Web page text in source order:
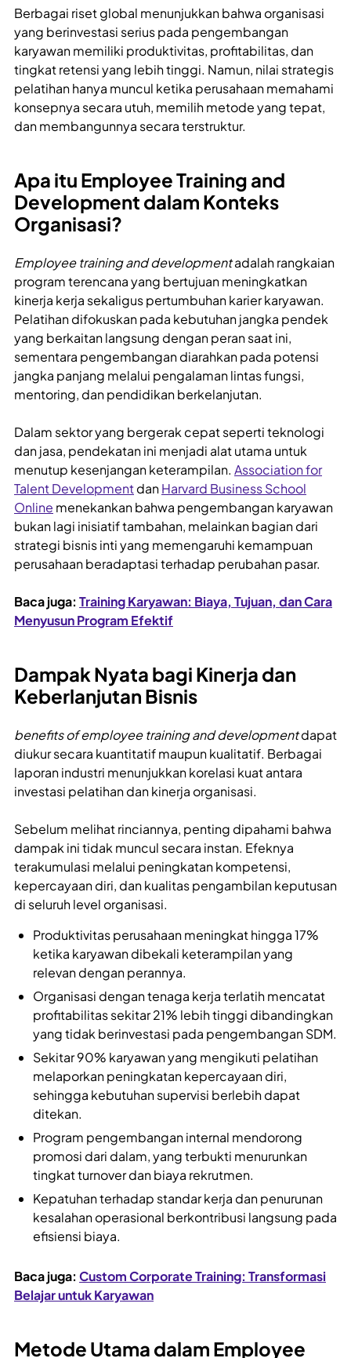
Berbagai riset global menunjukkan bahwa organisasi
yang berinvestasi serius pada pengembangan
karyawan memiliki produktivitas, profitabilitas, dan
tingkat retensi yang lebih tinggi. Namun, nilai strategis
pelatihan hanya muncul ketika perusahaan memahami
konsepnya secara utuh, memilih metode yang tepat,
dan membangunnya secara terstruktur.
Apa itu Employee Training and
Development dalam Konteks
Organisasi?
Employee training and developmentadalah rangkaian
program terencana yang bertujuan meningkatkan
kinerja kerja sekaligus pertumbuhan karier karyawan.
Pelatihan difokuskan pada kebutuhan jangka pendek
yang berkaitan langsung dengan peran saat ini,
sementara pengembangan diarahkan pada potensi
jangka panjang melalui pengalaman lintas fungsi,
mentoring, dan pendidikan berkelanjutan.
Dalam sektor yang bergerak cepat seperti teknologi
dan jasa, pendekatan ini menjadi alat utama untuk
menutup kesenjangan keterampilan. Association for
Talent DevelopmentdanHarvard Business School
Online menekankan bahwa pengembangan karyawan
bukan lagi inisiatif tambahan, melainkan bagian dari
strategi bisnis inti yang memengaruhi kemampuan
perusahaan beradaptasi terhadap perubahan pasar.
Baca juga: Training Karyawan: Biaya, Tujuan, dan Cara
Menyusun Program Efektif
Dampak Nyata bagi Kinerja dan
Keberlanjutan Bisnis
benefits of employee training and developmentdapat
diukur secara kuantitatif maupun kualitatif. Berbagai
laporan industri menunjukkan korelasi kuat antara
investasi pelatihan dan kinerja organisasi.
Sebelum melihat rinciannya, penting dipahami bahwa
dampak ini tidak muncul secara instan. Efeknya
terakumulasi melalui peningkatan kompetensi,
kepercayaan diri, dan kualitas pengambilan keputusan
di seluruh level organisasi.
Produktivitas perusahaan meningkat hingga 17%
ketika karyawan dibekali keterampilan yang
relevan dengan perannya.
Organisasi dengan tenaga kerja terlatih mencatat
profitabilitas sekitar 21% lebih tinggi dibandingkan
yang tidak berinvestasi pada pengembangan SDM.
Sekitar 90% karyawan yang mengikuti pelatihan
melaporkan peningkatan kepercayaan diri,
sehingga kebutuhan supervisi berlebih dapat
ditekan.
Program pengembangan internal mendorong
promosi dari dalam, yang terbukti menurunkan
tingkat turnover dan biaya rekrutmen.
Kepatuhan terhadap standar kerja dan penurunan
kesalahan operasional berkontribusi langsung pada
efisiensi biaya.
Baca juga: Custom Corporate Training: Transformasi
Belajar untuk Karyawan
Metode Utama dalam Employee